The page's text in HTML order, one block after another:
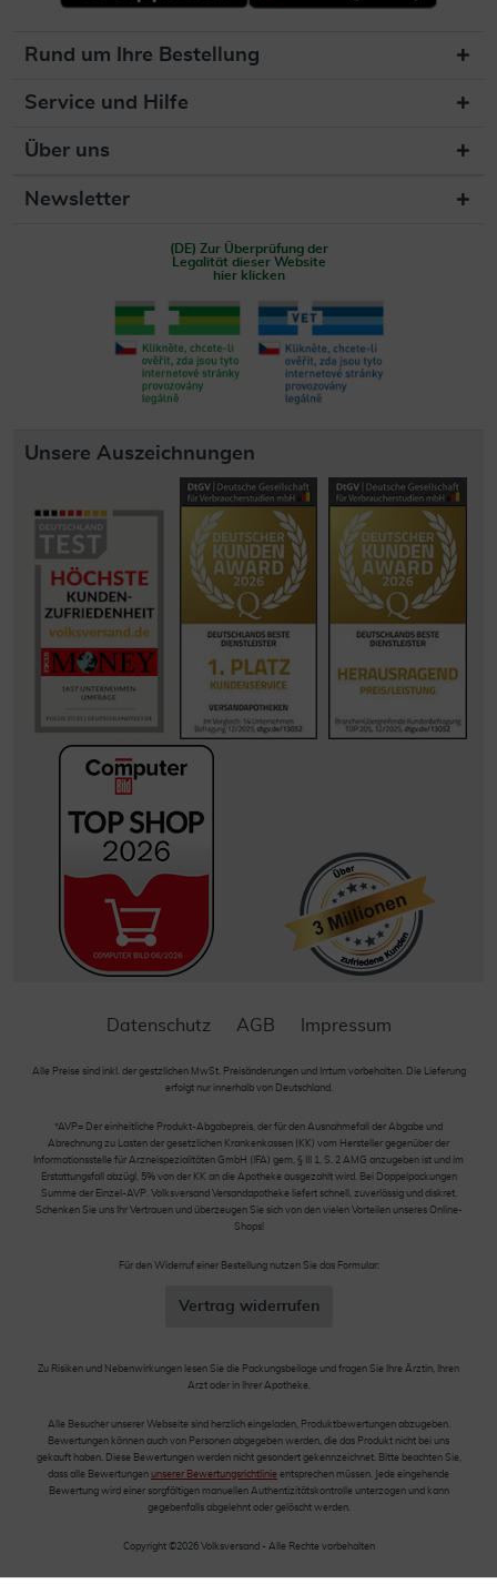
Rund um Ihre Bestellung
Service und Hilfe
Über uns
Newsletter
(DE) Zur Überprüfung der
Legalität dieser Website
hier klicken
Unsere Auszeichnungen
Datenschutz AGB Impressum
Alle Preise sind inkl. der gestzlichen MwSt. Preisänderungen und Irrtum vorbehalten. Die Lieferung
erfolgt nur innerhalb von Deutschland.
*AVP= Der einheitliche Produkt-Abgabepreis, der für den Ausnahmefall der Abgabe und
Abrechnung zu Lasten der gesetzlichen Krankenkassen (KK) vom Hersteller gegenüber der
Informationsstelle für Arzneispezialitäten GmbH (IFA) gem. § III 1, S. 2 AMG anzugeben ist und im
Erstattungsfall abzügl. 5% von der KK an die Apotheke ausgezahlt wird. Bei Doppelpackungen
Summe der Einzel-AVP. Volksversand Versandapotheke liefert schnell, zuverlässig und diskret.
Schenken Sie uns Ihr Vertrauen und überzeugen Sie sich von den vielen Vorteilen unseres Online-
Shops!
Für den Widerruf einer Bestellung nutzen Sie das Formular:
Vertrag widerrufen
Zu Risiken und Nebenwirkungen lesen Sie die Packungsbeilage und fragen Sie Ihre Ärztin, Ihren
Arzt oder in Ihrer Apotheke.
Alle Besucher unserer Webseite sind herzlich eingeladen, Produktbewertungen abzugeben.
Bewertungen können auch von Personen abgegeben werden, die das Produkt nicht bei uns
gekauft haben. Diese Bewertungen werden nicht gesondert gekennzeichnet. Bitte beachten Sie,
dass alle Bewertungen unserer Bewertungsrichtlinie entsprechen müssen. Jede eingehende
Bewertung wird einer sorgfältigen manuellen Authentizitätskontrolle unterzogen und kann
gegebenfalls abgelehnt oder gelöscht werden.
Copyright ©2026 Volksversand - Alle Rechte vorbehalten